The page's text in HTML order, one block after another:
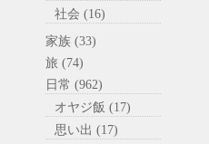
社会 (16)
家族 (33)
旅 (74)
日常 (962)
オヤジ飯 (17)
思い出 (17)